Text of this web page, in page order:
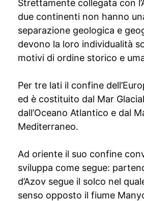
Strettamente collegata con
due continenti non hanno
separazione geologica e
devono la loro individualità
motivi di ordine storico e
Per tre lati il confine
ed è costituito dal Mar
dall’Oceano Atlantico e dal
Mediterraneo.
Ad oriente il suo confine
sviluppa come segue:
d’Azov segue il solco nel
senso opposto il fiume